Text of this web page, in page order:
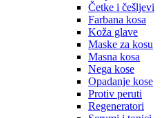
Četke i češljevi
Farbana kosa
Koža glave
Maske za kosu
Masna kosa
Nega kose
Opadanje kose
Protiv peruti
Regeneratori